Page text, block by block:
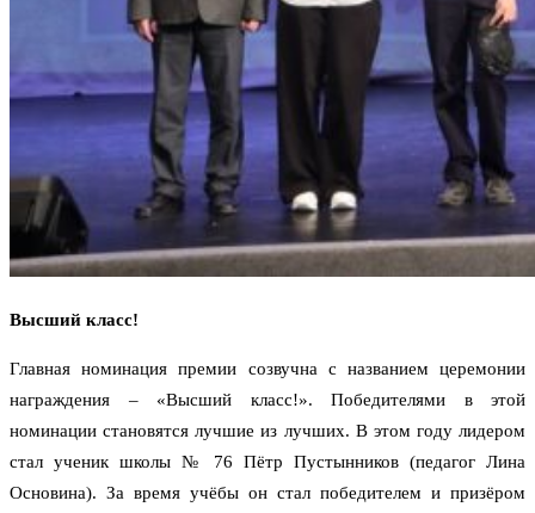
Высший класс!
Главная номинация премии созвучна с названием церемонии
награждения – «Высший класс!». Победителями в этой
номинации становятся лучшие из лучших. В этом году лидером
стал ученик школы № 76 Пётр Пустынников (педагог Лина
Основина). За время учёбы он стал победителем и призёром